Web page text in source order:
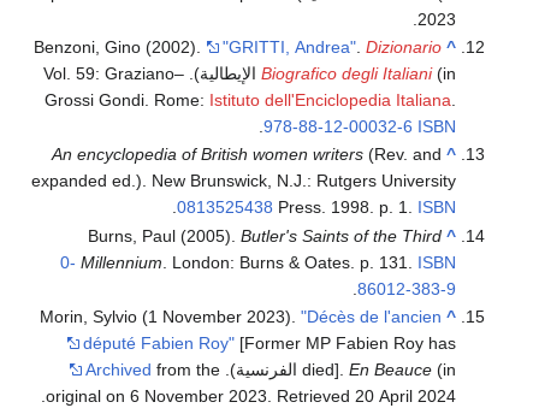
2023
^
Benzoni, Gino (2002). "GRITTI, Andrea" .Dizionario
Biografico degli Italiani
(in الإيطالية). Vol. 59: Graziano–
Grossi Gondi. Rome: Istituto dell'Enciclopedia Italiana
ISBN
978-88-12-00032-6
.
^
An encyclopedia of British women writers (Rev. and
expanded ed.). New Brunswick, N.J.: Rutgers University
Press. 1998. p. 1. ISBN
0813525438
.
^
Burns, Paul (2005).Butler's Saints of the Third
Millennium . London: Burns & Oates. p. 131. ISBN
0-
86012-383-9
.
^
Morin, Sylvio (1 November 2023)."Décès de l'ancien
député Fabien Roy" [Former MP Fabien Roy has
died].En Beauce (in الفرنسية). Archived from the
original on 6 November 2023 . Retrieved 20 April 2024
.